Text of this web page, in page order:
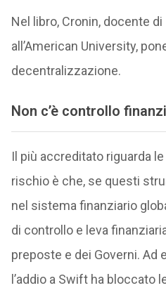
Nel libro, Cronin, docente
all’American University,
decentralizzazione.
Non c’è controllo
Il più accreditato riguarda
rischio è che, se questi
nel sistema finanziario
di controllo e leva
preposte e dei Governi. Ad
l’addio a Swift ha bloccato